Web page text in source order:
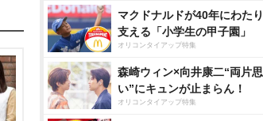
マクドナルドが40年にわたり
支える「小学生の甲子園」
オリコンタイアップ特集
森崎ウィン×向井康二“両片思
い”にキュンが止まらん！
オリコンタイアップ特集